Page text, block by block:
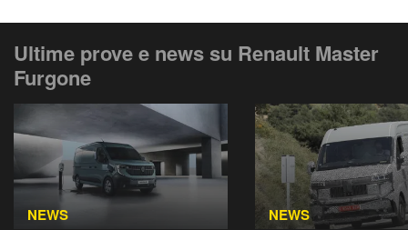
Ultime prove e news su Renault Master
Furgone
NEWS NEWS